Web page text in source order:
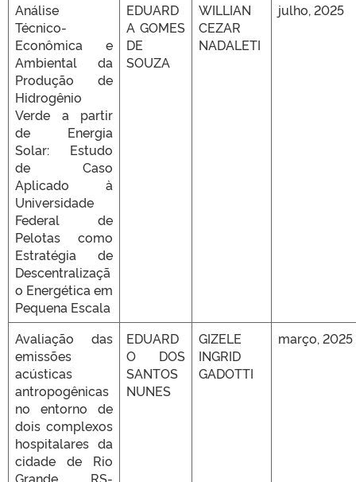
Análise
Técnico-
Econômica e
Ambiental da
Produção de
Hidrogênio
Verde a partir
de Energia
Solar: Estudo
de Caso
Aplicado à
Universidade
Federal de
Pelotas como
Estratégia de
Descentralizaçã
o Energética em
Pequena Escala
EDUARD
A GOMES
DE
SOUZA
WILLIAN
CEZAR
NADALETI
julho, 2025
Avaliação das
emissões
acústicas
antropogênicas
no entorno de
dois complexos
hospitalares da
cidade de Rio
Grande, RS-
EDUARD
O DOS
SANTOS
NUNES
GIZELE
INGRID
GADOTTI
março, 2025